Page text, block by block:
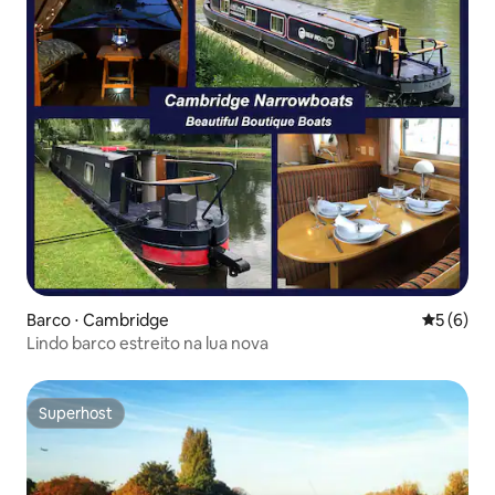
Barco ⋅ Cambridge 5 de
5 (6)
Lindo barco estreito na lua nova
Superhost
Superhost